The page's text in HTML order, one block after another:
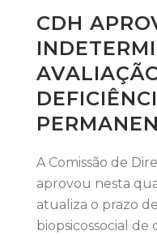
CDH
A Comissão de
aprovou nesta
atualiza o prazo
biopsicossocial de